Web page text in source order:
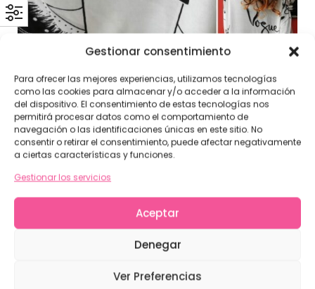
Gestionar consentimiento
Para ofrecer las mejores experiencias, utilizamos tecnologías
como las cookies para almacenar y/o acceder a la información
del dispositivo. El consentimiento de estas tecnologías nos
permitirá procesar datos como el comportamiento de
navegación o las identificaciones únicas en este sitio. No
consentir o retirar el consentimiento, puede afectar negativamente
a ciertas características y funciones.
Gestionar los servicios
Aceptar
Denegar
Ver Preferencias
Camiseta estampada girl boss
CAMISETAS
€